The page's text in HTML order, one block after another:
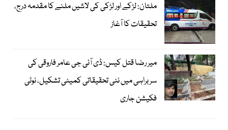
ملتان: لڑکے اور لڑکی کی لاشیں ملنے کا مقدمہ درج،
تحقیقات کا آغاز
میر رضا قتل کیس: ڈی آئی جی عامر فاروقی کی
سربراہی میں نئی تحقیقاتی کمیٹی تشکیل، نوٹی
فکیشن جاری